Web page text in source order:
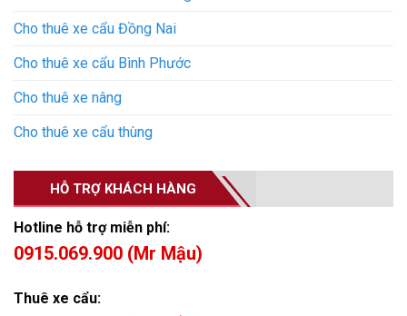
Cho thuê xe cẩu Đồng Nai
Cho thuê xe cẩu Bình Phước
Cho thuê xe nâng
Cho thuê xe cẩu thùng
HỖ TRỢ KHÁCH HÀNG
Hotline hỗ trợ miễn phí:
0915.069.900 (Mr Mậu)
Thuê xe cẩu: